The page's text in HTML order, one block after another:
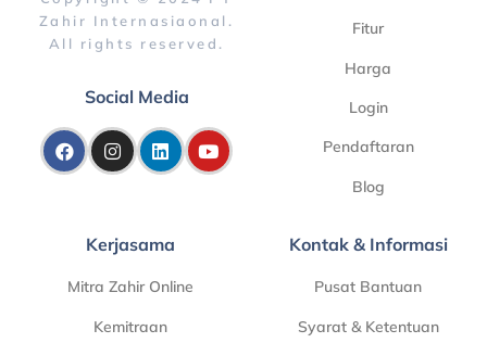
Zahir Internasiaonal.
All rights reserved.
Social Media
Fitur
Harga
Login
Pendaftaran
Blog
Kerjasama
Mitra Zahir Online
Kemitraan
Kontak & Informasi
Pusat Bantuan
Syarat & Ketentuan